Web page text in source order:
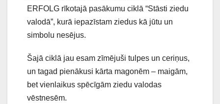
ERFOLG rīkotajā pasākumu ciklā “Stāsti ziedu
valodā”, kurā iepazīstam ziedus kā jūtu un
simbolu nesējus.
Šajā ciklā jau esam zīmējuši tulpes un ceriņus,
un tagad pienākusi kārta magonēm – maigām,
bet vienlaikus spēcīgām ziedu valodas
vēstnesēm.